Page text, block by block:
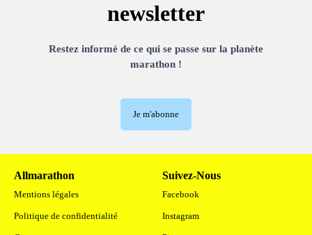
newsletter
Restez informé de ce qui se passe sur la planète
marathon !
Je m'abonne
Allmarathon
Mentions légales
Politique de confidentialité
Suivez-Nous
Facebook
Instagram